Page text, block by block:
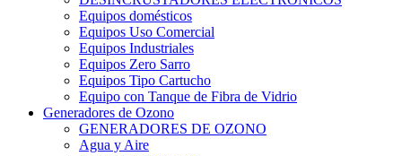
Equipos domésticos
Equipos Uso Comercial
Equipos Industriales
Equipos Zero Sarro
Equipos Tipo Cartucho
Equipo con Tanque de Fibra de Vidrio
Generadores de Ozono
GENERADORES DE OZONO
Agua y Aire